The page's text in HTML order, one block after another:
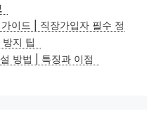
이드 | 직장가입자 필수 정
지 팁
방법 | 특징과 이점